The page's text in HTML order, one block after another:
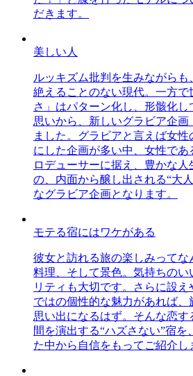
だきます。
美しい人
ルッキズム批判を生みながら
絶えることのない現代。一方で
さ」はパターン化し、形骸化
思いから、新しいグラビア企
ました。グラビアと言えば女性
にした企画が多い中、女性であ
ロデューサーに据え、豊かな
の、内面から醸し出される“大
なグラビア企画となります。
モテる宿にはワケがある
彼女と訪れる旅の楽しみって
料理、そして景色。気持ちのい
リティも大切です。さらに設
ではの個性的な魅力があれば
思い出になるはず。そんな恋
間を演出する“ハズさない”宿
た中から自信をもってご紹介し